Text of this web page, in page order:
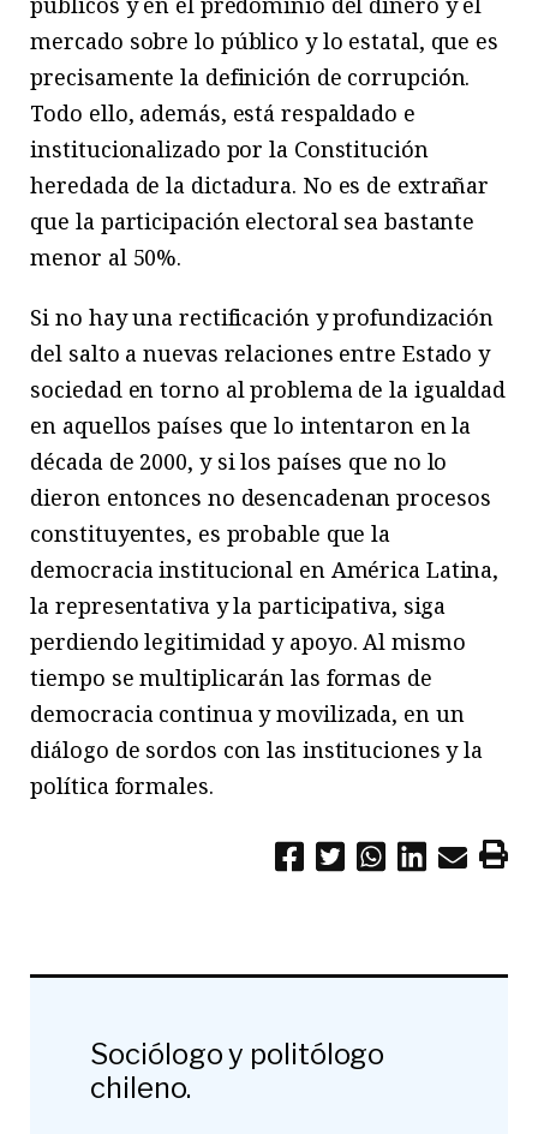
mercado sobre lo público y lo estatal, que es
precisamente la definición de corrupción.
Todo ello, además, está respaldado e
institucionalizado por la Constitución
heredada de la dictadura. No es de extrañar
que la participación electoral sea bastante
menor al 50%.
Si no hay una rectificación y profundización
del salto a nuevas relaciones entre Estado y
sociedad en torno al problema de la igualdad
en aquellos países que lo intentaron en la
década de 2000, y si los países que no lo
dieron entonces no desencadenan procesos
constituyentes, es probable que la
democracia institucional en América Latina,
la representativa y la participativa, siga
perdiendo legitimidad y apoyo. Al mismo
tiempo se multiplicarán las formas de
democracia continua y movilizada, en un
diálogo de sordos con las instituciones y la
política formales.
Sociólogo y politólogo
chileno.